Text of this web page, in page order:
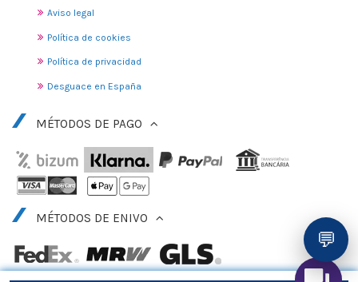
Aviso legal
Política de cookies
Política de privacidad
Desguace en España
MÉTODOS DE PAGO
MÉTODOS DE ENIVO
💬